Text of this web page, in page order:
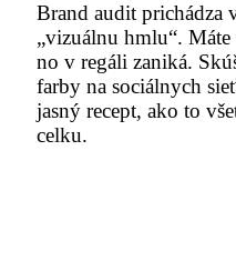
Brand audit
„vizuálnu hmlu“.
no v regáli zaniká.
farby na sociálnych
jasný recept, ako to
celku.